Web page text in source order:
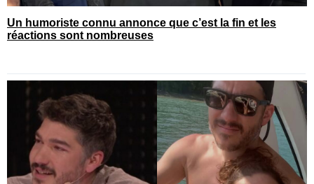
Un humoriste connu annonce que c’est la fin et les
réactions sont nombreuses